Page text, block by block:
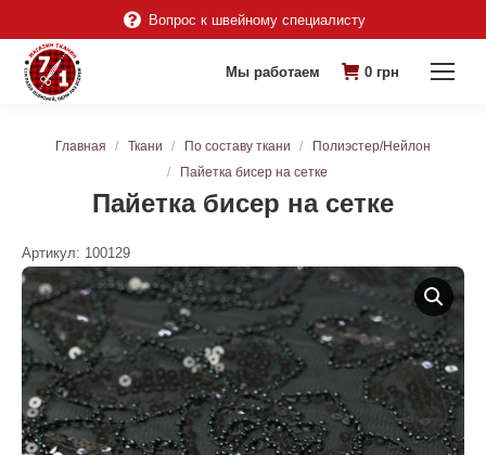
Вопрос к швейному специалисту
Мы работаем 0 грн
Пайетка бисер на сетке
Вы здесь:
Главная Ткани По составу ткани
Полиэстер/Нейлон
Пайетка бисер на сетке
Артикул: 100129